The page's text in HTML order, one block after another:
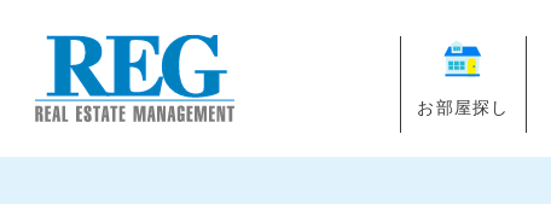
お部屋探し